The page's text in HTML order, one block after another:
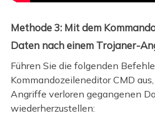
Methode 3: Mit dem
Daten nach einem Trojaner-
Führen Sie die folgenden
Kommandozeileneditor CMD
Angriffe verloren gegangenen
wiederherzustellen: